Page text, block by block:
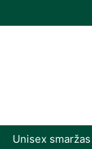
Unisex smaržas